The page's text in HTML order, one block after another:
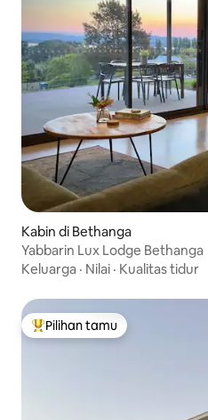
Kabin di Bethanga
Yabbarin Lux Lodge Bethanga
Keluarga · Nilai · Kualitas tidur
Pilihan tamu terpopuler
Pilihan tamu